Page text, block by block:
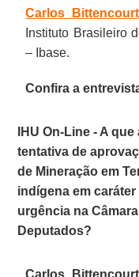
Carlos Bittencourt
Instituto Brasileiro
– Ibase.
Confira a
IHU On-Line - A
tentativa de
de Mineração em
indígena em caráter
urgência na
Deputados?
Carlos